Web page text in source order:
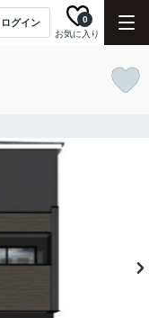
ログイン
お気に入り
0